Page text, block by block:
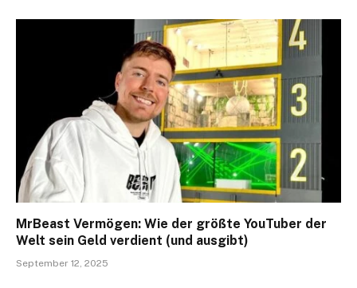
MrBeast Vermögen: Wie der größte YouTuber der
Welt sein Geld verdient (und ausgibt)
September 12, 2025